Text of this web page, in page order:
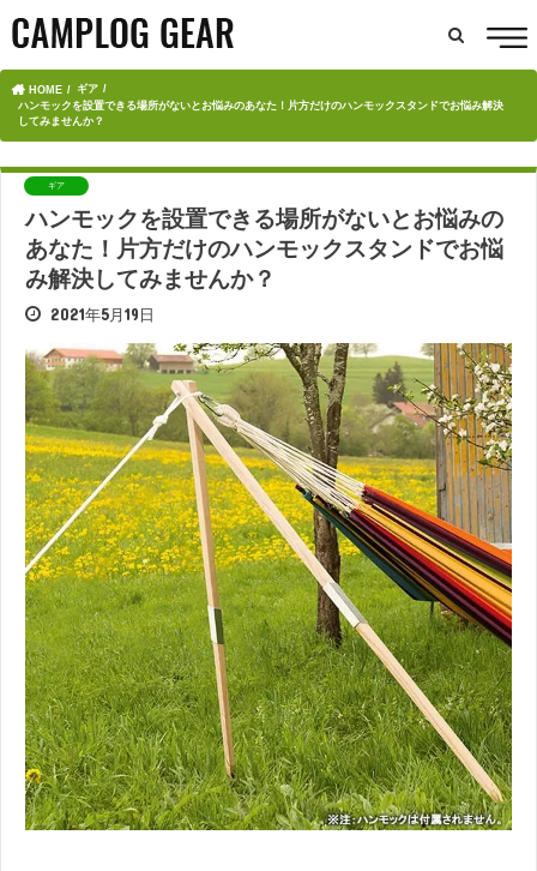
HOME
ギア
ハンモックを設置できる場所がないとお悩みのあなた！片方だけのハンモックスタンドでお悩み解決
してみませんか？
ギア
ハンモックを設置できる場所がないとお悩みの
あなた！片方だけのハンモックスタンドでお悩
み解決してみませんか？
2021年5月19日